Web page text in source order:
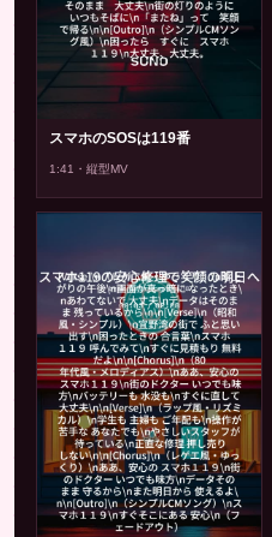
▶
スマホのSOSは119番
1:41・縦型MV